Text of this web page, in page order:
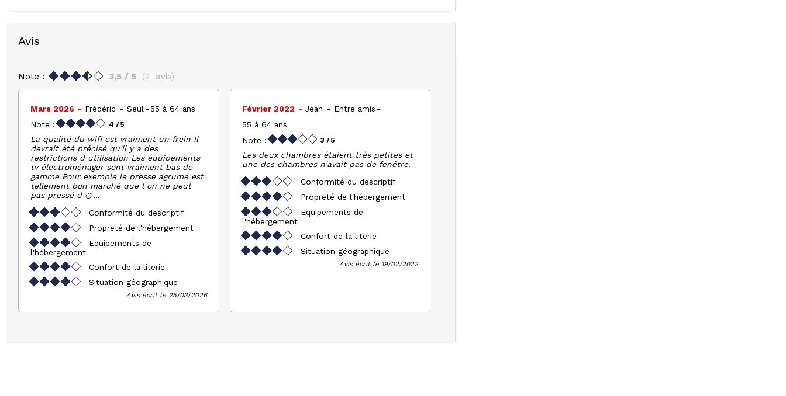
Avis
Note : 3,5 / 5 (2 avis)
Mars 2026 Frédéric Seul
55 à 64 ans
Note :
4 / 5
La qualité du wifi est vraiment un frein Il
devrait été précisé qu'il y a des
restrictions d utilisation Les équipements
tv électroménager sont vraiment bas de
gamme Pour exemple le presse agrume est
tellement bon marché que l on ne peut
pas pressé d 🍊...
Conformité du descriptif
Propreté de l'hébergement
Equipements de
l'hébergement
Confort de la literie
Situation géographique
Avis écrit le 25/03/2026
Février 2022 Jean
Entre amis
55 à 64 ans
Note :
3 / 5
Les deux chambres étaient très petites et
une des chambres n'avait pas de fenêtre.
Conformité du descriptif
Propreté de l'hébergement
Equipements de
l'hébergement
Confort de la literie
Situation géographique
Avis écrit le 19/02/2022